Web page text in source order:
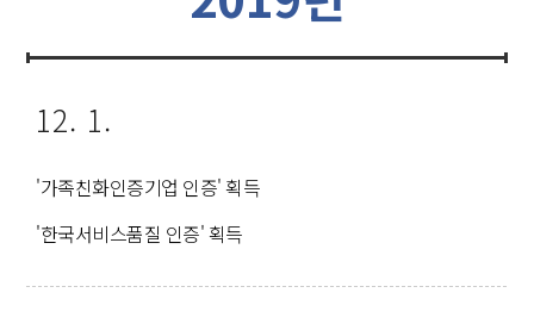
12. 1.
'가족친화인증기업 인증' 획득
'한국서비스품질 인증' 획득